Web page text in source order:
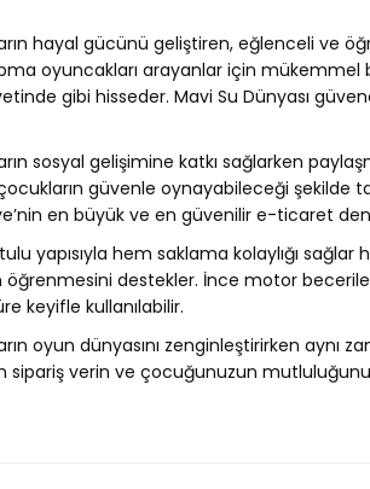
hayal gücünü geliştiren, eğlenceli ve
oyuncakları arayanlar için
gibi hisseder. Mavi Su Dünyası
sosyal gelişimine katkı sağlarken
güvenle oynayabileceği
en büyük ve en güvenilir e-ticaret
yapısıyla hem saklama kolaylığı
destekler. İnce motor
keyifle kullanılabilir.
oyun dünyasını zenginleştirirken aynı
verin ve çocuğunuzun